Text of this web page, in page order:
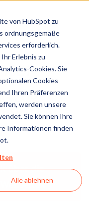
von HubSpot zu
ordnungsgemäße
erforderlich.
Erlebnis zu
Cookies. Sie
Cookies
Ihren Präferenzen
werden unsere
Sie können Ihre
Informationen finden
Alle ablehnen
ZUR
VON
über die